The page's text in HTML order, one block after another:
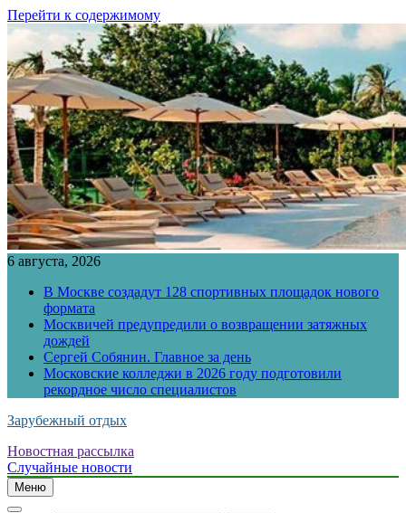
Перейти к содержимому
6 августа, 2026
В Москве создадут 128 спортивных площадок нового
формата
Москвичей предупредили о возвращении затяжных
дождей
Сергей Собянин. Главное за день
Московские колледжи в 2026 году подготовили
рекордное число специалистов
Зарубежный отдых
Новостная рассылка
Случайные новости
Меню